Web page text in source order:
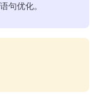
句优化。